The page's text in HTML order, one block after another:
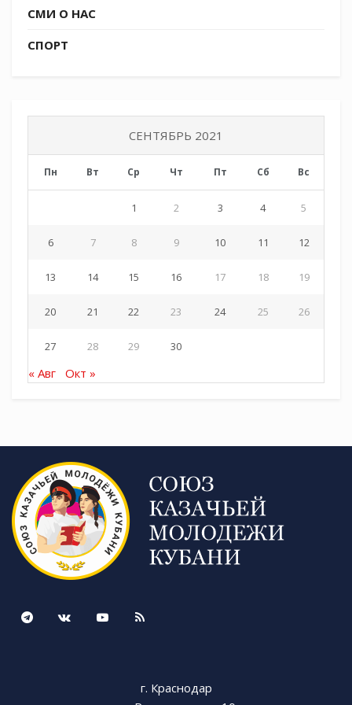
СМИ О НАС
СПОРТ
СЕНТЯБРЬ 2021
Пн Вт Ср Чт Пт Сб Вс
1 2 3 4 5
6 7 8 9 10 11 12
13 14 15 16 17 18 19
20 21 22 23 24 25 26
27 28 29 30
« Авг Окт »
г. Краснодар